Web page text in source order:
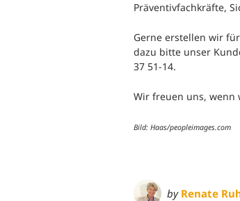
Präventivfachkräfte,
Gerne erstellen wir
dazu bitte unser
37 51-14.
Wir freuen uns, wenn
Bild: Haas/peopleimages.com
by Renate